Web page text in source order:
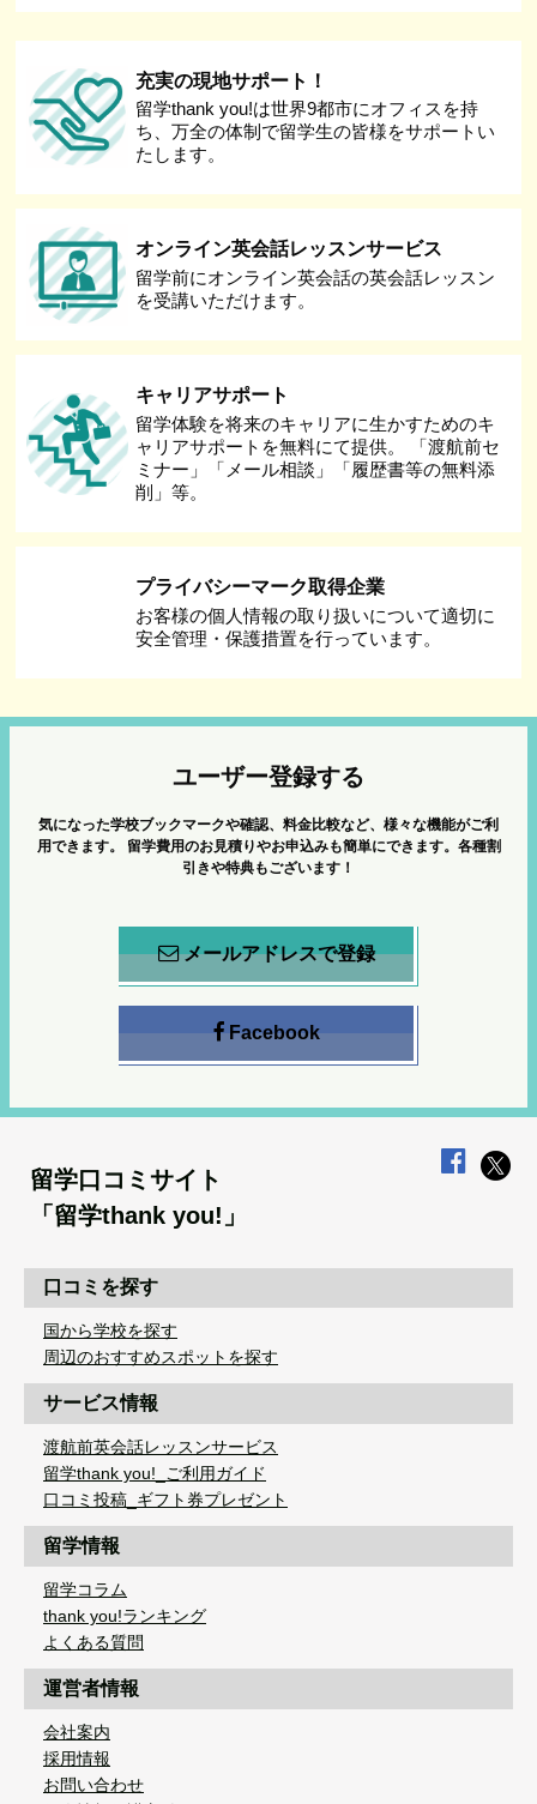
充実の現地サポート！
留学thank you!は世界9都市にオフィスを持
ち、万全の体制で留学生の皆様をサポートい
たします。
オンライン英会話レッスンサービス
留学前にオンライン英会話の英会話レッスン
を受講いただけます。
キャリアサポート
留学体験を将来のキャリアに生かすためのキ
ャリアサポートを無料にて提供。 「渡航前セ
ミナー」「メール相談」「履歴書等の無料添
削」等。
プライバシーマーク取得企業
お客様の個人情報の取り扱いについて適切に
安全管理・保護措置を行っています。
ユーザー登録する
気になった学校ブックマークや確認、料金比較など、様々な機能がご利
用できます。
留学費用のお見積りやお申込みも簡単にできます。各種割
引きや特典もございます！
メールアドレスで登録
Facebook
留学口コミサイト
「留学thank you!」
口コミを探す
国から学校を探す
周辺のおすすめスポットを探す
サービス情報
渡航前英会話レッスンサービス
留学thank you!_ご利用ガイド
口コミ投稿_ギフト券プレゼント
留学情報
留学コラム
thank you!ランキング
よくある質問
運営者情報
会社案内
採用情報
お問い合わせ